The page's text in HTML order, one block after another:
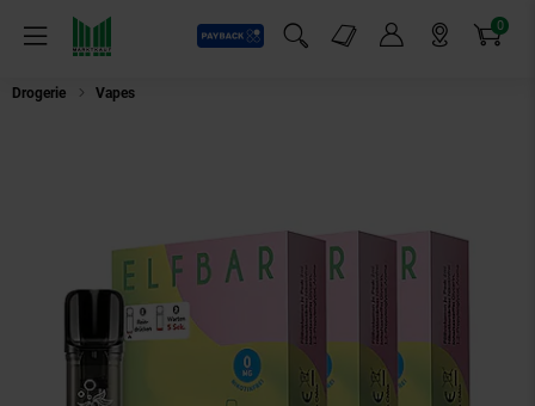
Menü
Payback
Suchfeld einblenden
Markt-Angebote 0
Artikel
Drogerie Vapes